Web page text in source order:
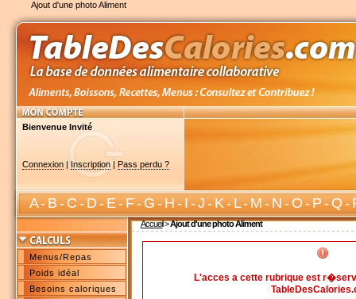
Ajout d'une photo Aliment
Bienvenue Invité
Connexion| Inscription| Pass perdu ?
A-B-C-D-E-F-G-H-I-J-K-L-M-N-O-P-Q-
Accueil>Ajout d'une photo Aliment
Menus/Repas
Poids idéal
Besoins caloriques
L'acces a cette rubrique est